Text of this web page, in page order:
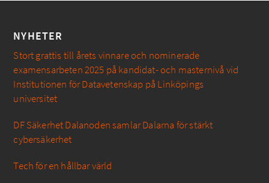
NYHETER
Stort grattis till årets vinnare och nominerade
examensarbeten 2025 på kandidat- och masternivå vid
Institutionen för Datavetenskap på Linköpings
universitet
DF Säkerhet Dalanoden samlar Dalarna för stärkt
cybersäkerhet
Tech för en hållbar värld